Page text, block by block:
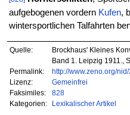
aufgebogenen vordern Kufen,
wintersportlichen Talfahrten
Quelle:
Brockhaus' Kleines
Band 1. Leipzig 1911.,
Permalink:
http://www.zeno.org/
Lizenz:
Gemeinfrei
Faksimiles:
828
Kategorien:
Lexikalischer Artikel